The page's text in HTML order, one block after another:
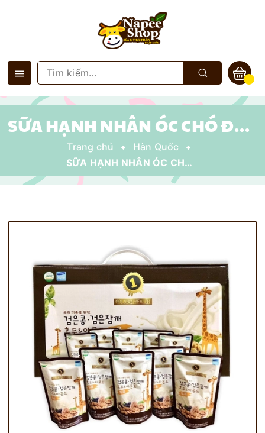
SỮA HẠNH NHÂN ÓC CHÓ ĐẬU ĐEN GOLDEN HEALTH CỦA HÀN QUỐC 195ML
Trang chủ
Hàn Quốc
SỮA HẠNH NHÂN ÓC CHÓ ĐẬU ĐEN GOLDEN HEALTH CỦA HÀN QUỐC 195ML